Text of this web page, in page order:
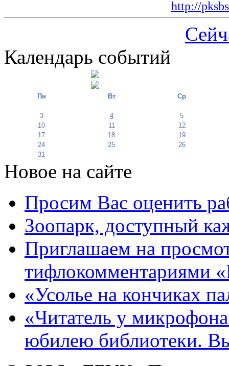
http://
Календарь событий
Пн Вт Ср
3 4
5
10
11
12
17
18
19
24
25
26
31
Новое на сайте
Просим Вас оценить
Зоопарк, доступный
Приглашаем на
тифлокомментариями
«Усолье на кончиках
«Читатель у
юбилею библиотеки.